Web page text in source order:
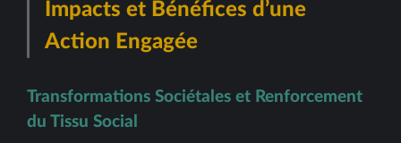
Impacts et Bénéfices d’une
Action Engagée
Transformations Sociétales et Renforcement
du Tissu Social